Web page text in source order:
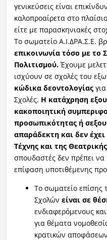
γενικεύσεις είναι
καλοπροαίρετα στο
είτε με παρασκηνιακές
Το σωματείο Α.Ι.ΔΡΑ.Σ.Ε.
επικοινωνία τόσο με το
Πολιτισμού.Έχουμε
ισχύουν σε σχολές του
κώδικα δεοντολογίαςγια
Σχολές. Η κατάχρηση
κακοποιητική
προσωπικότητας ή
απαράδεκτη και δεν
Τέχνης και της
σπουδαστές δεν πρέπει
επίφαση υποτιθέμενης
Το σωματείο
Σχολών είναι σε
ενδιαφερόμενους
για θέματα
κρατικών